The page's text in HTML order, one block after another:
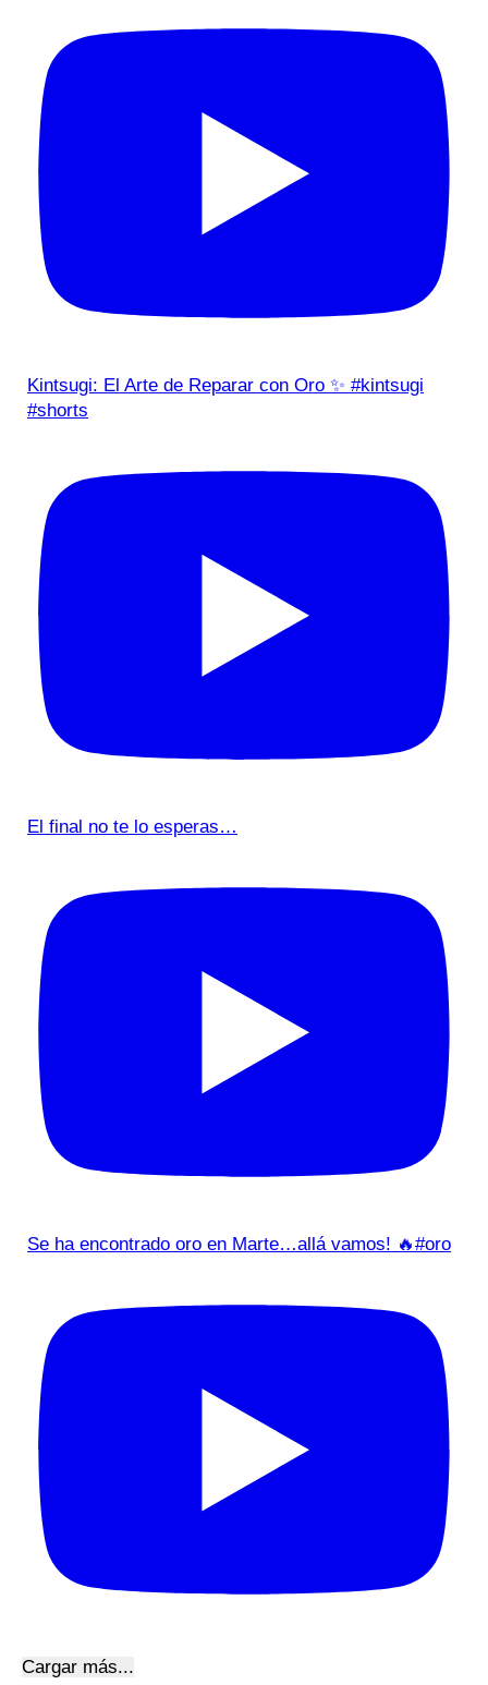
Kintsugi: El Arte de Reparar con Oro ✨ #kintsugi
#shorts
El final no te lo esperas…
Se ha encontrado oro en Marte…allá vamos! 🔥#oro
Cargar más...